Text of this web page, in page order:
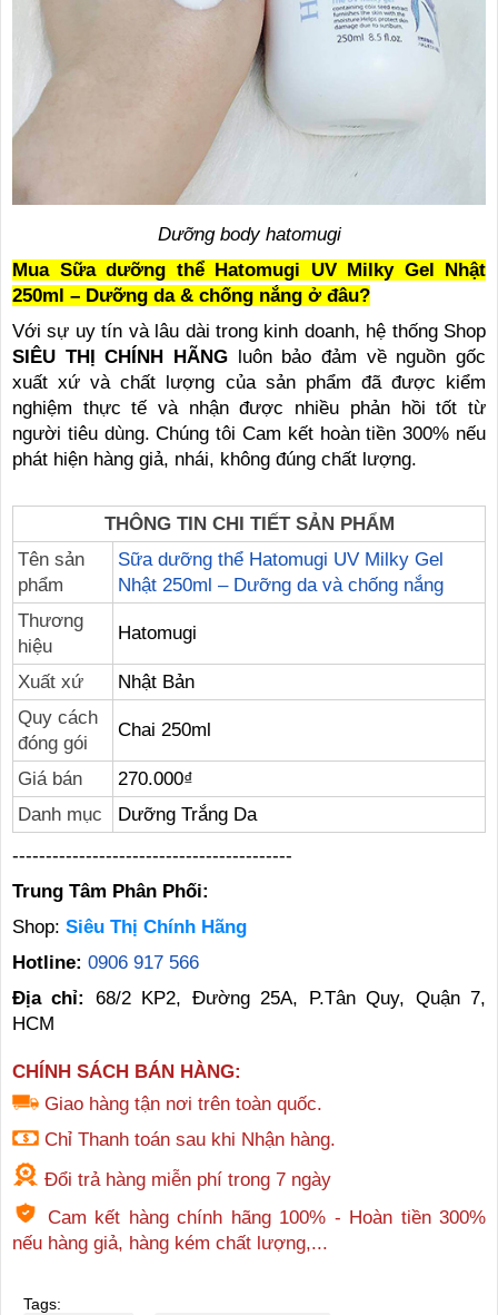
Dưỡng body hatomugi
Mua Sữa dưỡng thể Hatomugi UV Milky Gel Nhật
250ml – Dưỡng da & chống nắng ở đâu?
Với sự uy tín và lâu dài trong kinh doanh, hệ thống Shop
SIÊU THỊ CHÍNH HÃNG luôn bảo đảm về nguồn gốc
xuất xứ và chất lượng của sản phẩm đã được kiểm
nghiệm thực tế và nhận được nhiều phản hồi tốt từ
người tiêu dùng. Chúng tôi Cam kết hoàn tiền 300% nếu
phát hiện hàng giả, nhái, không đúng chất lượng.
THÔNG TIN CHI TIẾT SẢN PHẨM
Tên sản
phẩm
Sữa dưỡng thể Hatomugi UV Milky Gel
Nhật 250ml – Dưỡng da và chống nắng
Thương
hiệu
Hatomugi
Xuất xứ
Nhật Bản
Quy cách
đóng gói
Chai 250ml
Giá bán
270.000₫
Danh mục
Dưỡng Trắng Da
------------------------------------------
Trung Tâm Phân Phối:
Shop: Siêu Thị Chính Hãng
Hotline: 0906 917 566
Địa chỉ:
68/2 KP2, Đường 25A, P.Tân Quy, Quận 7,
HCM
CHÍNH SÁCH BÁN HÀNG:
Giao hàng tận nơi trên toàn quốc.
Chỉ Thanh toán sau khi Nhận hàng.
Đổi trả hàng miễn phí trong 7 ngày
Cam kết hàng chính hãng 100% - Hoàn tiền 300%
nếu hàng giả, hàng kém chất lượng,...
Tags: